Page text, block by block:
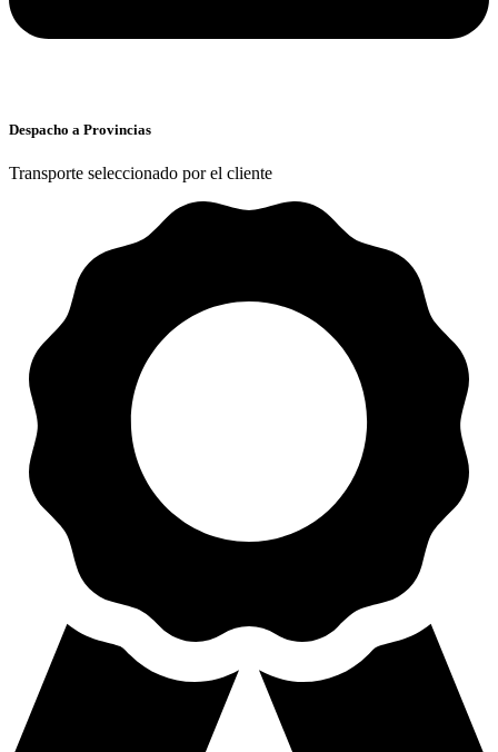
Despacho a Provincias
Transporte seleccionado por el cliente